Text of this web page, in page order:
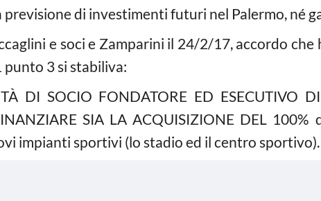
previsione di investimenti futuri nel Palermo, né
e soci e Zamparini il 24/2/17, accordo
punto 3 si stabiliva:
DI SOCIO FONDATORE ED ESECUTIVO
SIA LA ACQUISIZIONE DEL 100%
impianti sportivi (lo stadio ed il centro sportivo).